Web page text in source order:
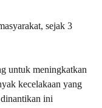
sejak 3
untuk meningkatkan
kecelakaan yang
ini